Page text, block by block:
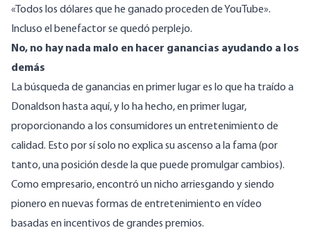
«Todos los dólares que he ganado proceden de YouTube».
Incluso el benefactor se quedó perplejo.
No, no hay nada malo en hacer ganancias ayudando a los
demás
La búsqueda de ganancias en primer lugar es lo que ha traído a
Donaldson hasta aquí, y lo ha hecho, en primer lugar,
proporcionando a los consumidores un entretenimiento de
calidad. Esto por sí solo no explica su ascenso a la fama (por
tanto, una posición desde la que puede promulgar cambios).
Como empresario, encontró un nicho arriesgando y siendo
pionero en nuevas formas de entretenimiento en vídeo
basadas en incentivos de grandes premios.